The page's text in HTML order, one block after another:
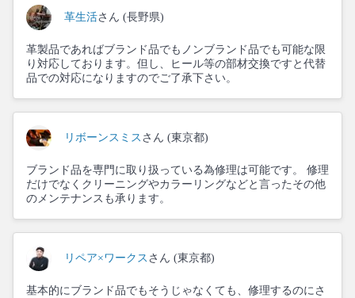
革生活さん (長野県)
革製品であればブランド品でもノンブランド品でも可能な限
り対応しております。但し、ヒール等の部材交換ですと代替
品での対応になりますのでご了承下さい。
リボーンスミス さん (東京都)
ブランド品を専門に取り扱っている為修理は可能です。 修理
だけでなくクリーニングやカラーリングなどと言ったその他
のメンテナンスも承ります。
リペア×ワークス さん (東京都)
基本的にブランド品でもそうじゃなくても、修理するのにさ